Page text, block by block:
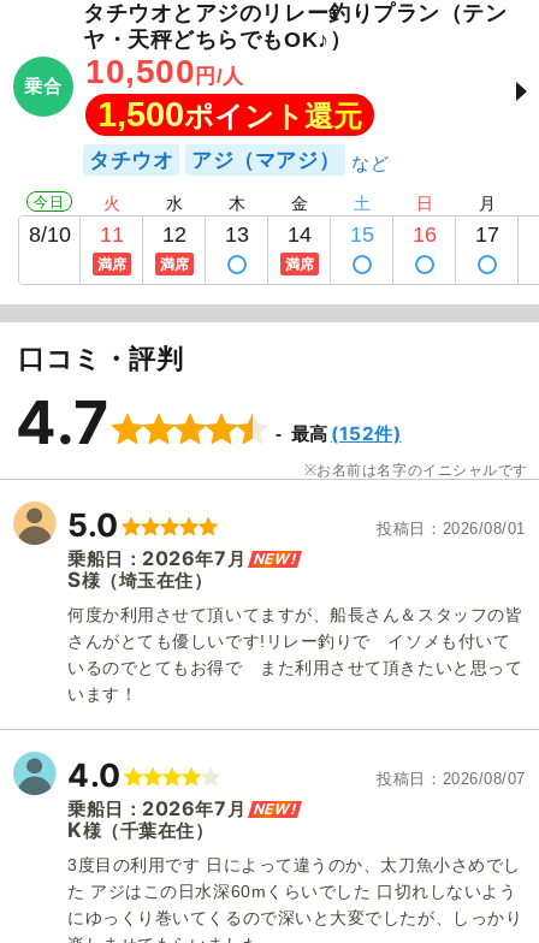
乗合
タチウオとアジのリレー釣りプラン（テン
ヤ・天秤どちらでもOK♪）
10,500 円/人
1,500ポイント還元
タチウオ アジ（マアジ）
今日
8/10
火
11
満席
水
12
満席
木
13
金
14
満席
土
15
日
16
月
17
口コミ・評判
4.7 最高 (152件)
お名前は名字のイニシャルです
5.0 投稿日 2026/08/01
乗船日： 2026年7 月 NEW!
S様 （埼玉在住）
何度か利用させて頂いてますが、船長さん＆スタッフの皆
さんがとても優しいです!リレー釣りで イソメも付いて
いるのでとてもお得で また利用させて頂きたいと思って
います！
4.0 投稿日 2026/08/07
乗船日： 2026年7 月 NEW!
K様 （千葉在住）
3度目の利用です 日によって違うのか、太刀魚小さめでし
た アジはこの日水深60mくらいでした 口切れしないよう
にゆっくり巻いてくるので深いと大変でしたが、しっかり